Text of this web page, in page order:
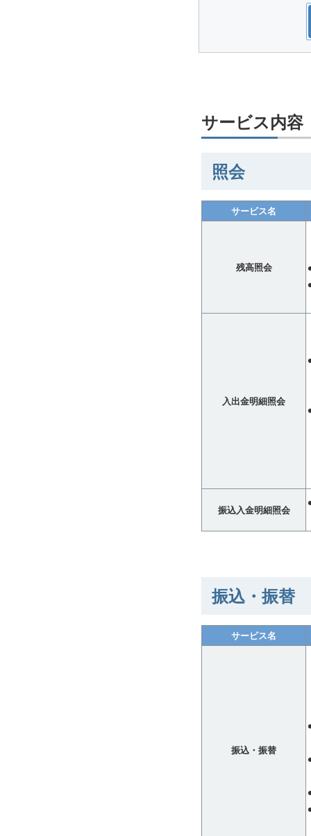
サービス内容
照会
サービス名
残高照会
入出金明細照会
振込入金明細照会
振込・振替
サービス名
振込・振替